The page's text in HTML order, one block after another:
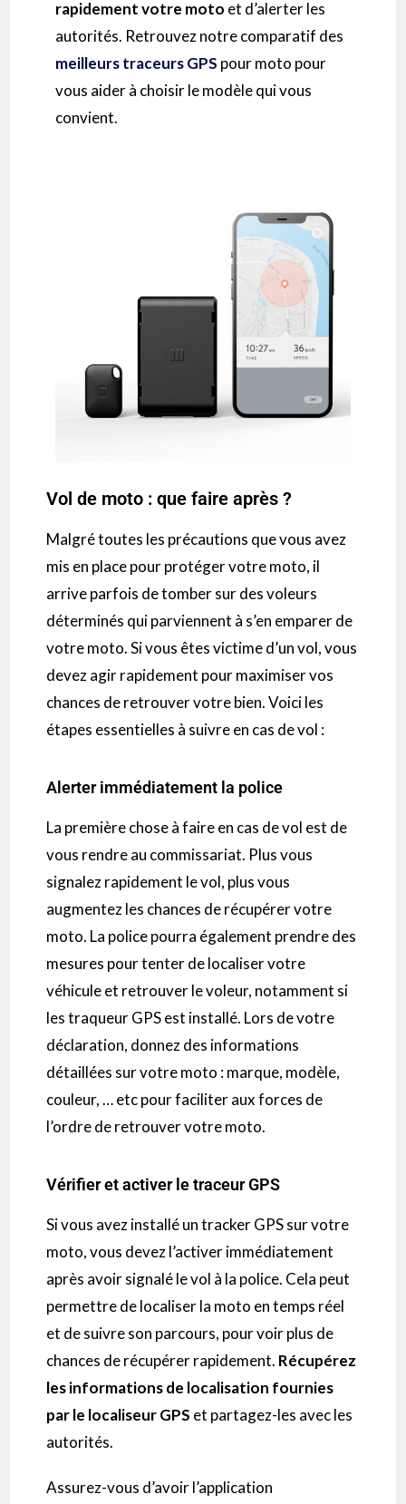
rapidement votre moto et d’alerter les
autorités. Retrouvez notre comparatif des
meilleurs traceurs GPS pour moto pour
vous aider à choisir le modèle qui vous
convient.
Vol de moto : que faire après ?
Malgré toutes les précautions que vous avez
mis en place pour protéger votre moto, il
arrive parfois de tomber sur des voleurs
déterminés qui parviennent à s’en emparer de
votre moto. Si vous êtes victime d’un vol, vous
devez agir rapidement pour maximiser vos
chances de retrouver votre bien. Voici les
étapes essentielles à suivre en cas de vol :
Alerter immédiatement la police
La première chose à faire en cas de vol est de
vous rendre au commissariat. Plus vous
signalez rapidement le vol, plus vous
augmentez les chances de récupérer votre
moto. La police pourra également prendre des
mesures pour tenter de localiser votre
véhicule et retrouver le voleur, notamment si
les traqueur GPS est installé. Lors de votre
déclaration, donnez des informations
détaillées sur votre moto : marque, modèle,
couleur, … etc pour faciliter aux forces de
l’ordre de retrouver votre moto.
Vérifier et activer le traceur GPS
Si vous avez installé un tracker GPS sur votre
moto, vous devez l’activer immédiatement
après avoir signalé le vol à la police. Cela peut
permettre de localiser la moto en temps réel
et de suivre son parcours, pour voir plus de
chances de récupérer rapidement. Récupérez
les informations de localisation fournies
par le localiseur GPS et partagez-les avec les
autorités.
Assurez-vous d’avoir l’application